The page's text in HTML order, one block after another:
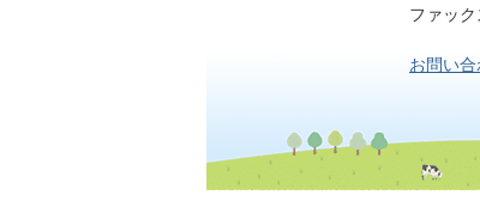
ファッ
お問い